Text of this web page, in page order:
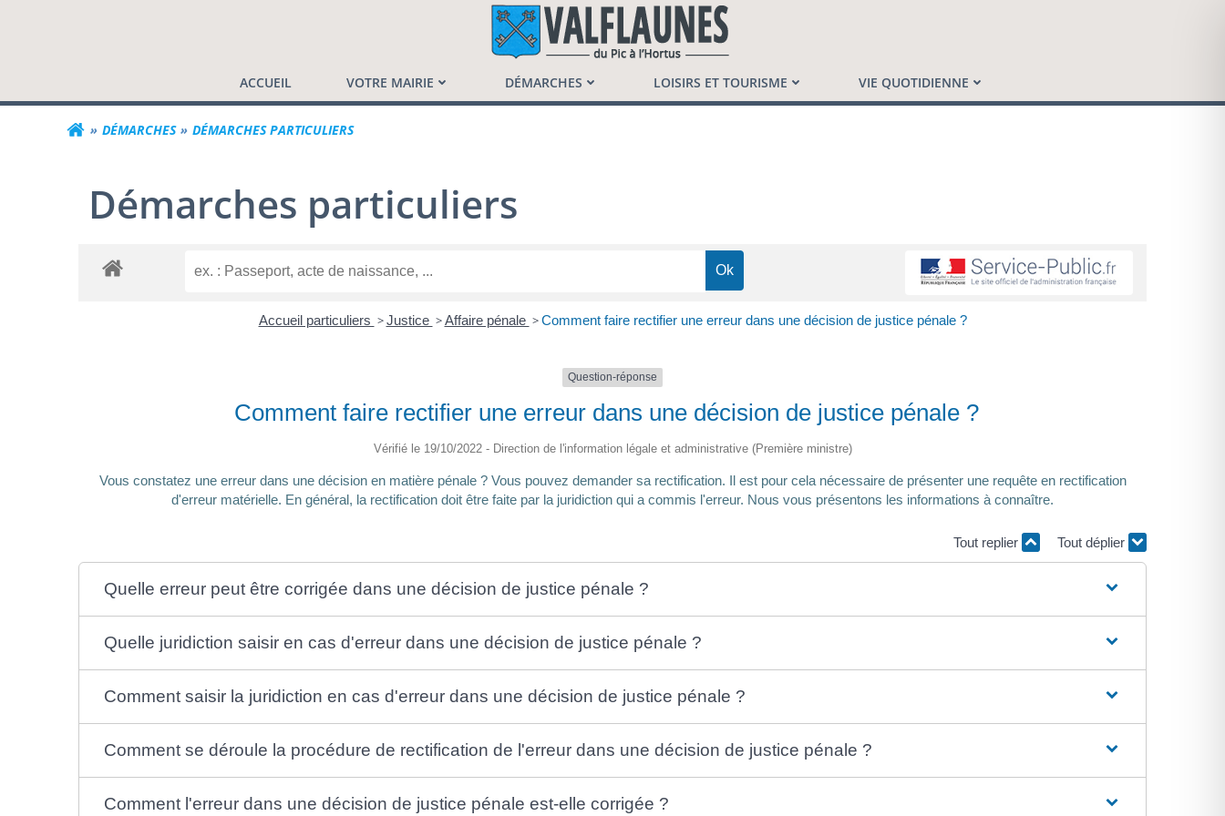
Commune de Valflaunès
ACCUEIL VOTRE MAIRIE DÉMARCHES LOISIRS ET TOURISME VIE QUOTIDIENNE
DÉMARCHES DÉMARCHES PARTICULIERS
Démarches particuliers
Accueil particuliers > Justice > Affaire pénale > Comment faire rectifier une erreur dans une décision de justice pénale ?
Question-réponse
Comment faire rectifier une erreur dans une décision de justice pénale ?
Vérifié le 19/10/2022 - Direction de l'information légale et administrative (Première ministre)
Vous constatez une erreur dans une décision en matière pénale ? Vous pouvez demander sa rectification. Il est pour cela nécessaire de présenter une requête en rectification
d'erreur matérielle. En général, la rectification doit être faite par la juridiction qui a commis l'erreur. Nous vous présentons les informations à connaître.
Tout replier Tout déplier
Quelle erreur peut être corrigée dans une décision de justice pénale ?
Quelle juridiction saisir en cas d'erreur dans une décision de justice pénale ?
Comment saisir la juridiction en cas d'erreur dans une décision de justice pénale ?
Comment se déroule la procédure de rectification de l'erreur dans une décision de justice pénale ?
Comment l'erreur dans une décision de justice pénale est-elle corrigée ?